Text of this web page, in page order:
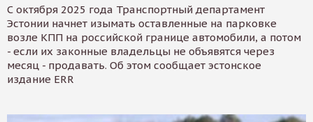
С октября 2025 года Транспортный департамент
Эстонии начнет изымать оставленные на парковке
возле КПП на российской границе автомобили, а потом
- если их законные владельцы не объявятся через
месяц - продавать. Об этом сообщает эстонское
издание ERR